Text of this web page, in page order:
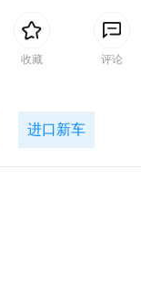
收藏 评论
进口新车